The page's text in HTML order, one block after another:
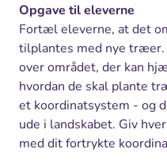
Opgave til eleverne
Fortæl eleverne, at det
tilplantes med nye
over området, der kan
hvordan de skal plante
et koordinatsystem - og
ude i landskabet. Giv
med dit fortrykte